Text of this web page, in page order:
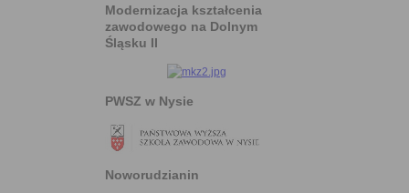
Modernizacja kształcenia
zawodowego na Dolnym
Śląsku II
PWSZ w Nysie
Noworudzianin